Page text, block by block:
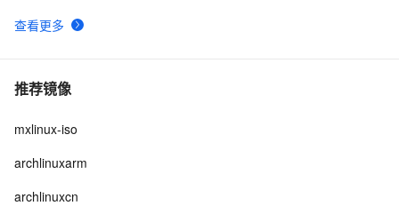
查看更多
推荐镜像
mxlinux-iso
archlinuxarm
archlinuxcn